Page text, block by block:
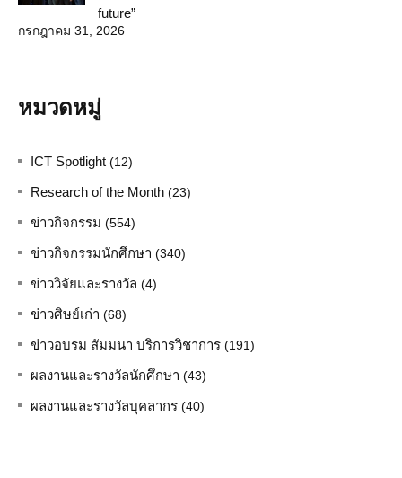
future”
กรกฎาคม 31, 2026
หมวดหมู่
ICT Spotlight (12)
Research of the Month (23)
ข่าวกิจกรรม (554)
ข่าวกิจกรรมนักศึกษา (340)
ข่าววิจัยและรางวัล (4)
ข่าวศิษย์เก่า (68)
ข่าวอบรม สัมมนา บริการวิชาการ (191)
ผลงานและรางวัลนักศึกษา (43)
ผลงานและรางวัลบุคลากร (40)